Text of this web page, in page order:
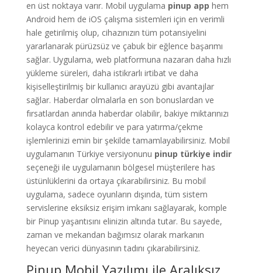
en üst noktaya varır. Mobil uygulama pinup app hem
Android hem de iOS çalışma sistemleri için en verimli
hale getirilmiş olup, cihazınızın tüm potansiyelini
yararlanarak pürüzsüz ve çabuk bir eğlence başarımı
sağlar. Uygulama, web platformuna nazaran daha hızlı
yükleme süreleri, daha istikrarlı irtibat ve daha
kişiselleştirilmiş bir kullanıcı arayüzü gibi avantajlar
sağlar. Haberdar olmalarla en son bonuslardan ve
fırsatlardan anında haberdar olabilir, bakiye miktarınızı
kolayca kontrol edebilir ve para yatırma/çekme
işlemlerinizi emin bir şekilde tamamlayabilirsiniz. Mobil
uygulamanın Türkiye versiyonunu pinup türkiye indir
seçeneği ile uygulamanın bölgesel müşterilere has
üstünlüklerini da ortaya çıkarabilirsiniz. Bu mobil
uygulama, sadece oyunların dışında, tüm sistem
servislerine eksiksiz erişim imkanı sağlayarak, komple
bir Pinup yaşantısını elinizin altında tutar. Bu sayede,
zaman ve mekandan bağımsız olarak markanın
heyecan verici dünyasının tadını çıkarabilirsiniz.
Pinup Mobil Yazılımı ile Aralıksız